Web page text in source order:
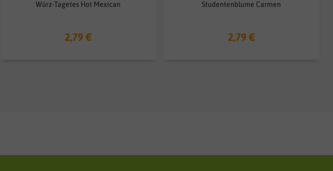
Würz-Tagetes Hot Mexican
2,79 €
Studentenblume Carmen
2,79 €